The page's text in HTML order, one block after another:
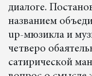
диалоге.
названием
up-мюзикла и
четверо
сатирической